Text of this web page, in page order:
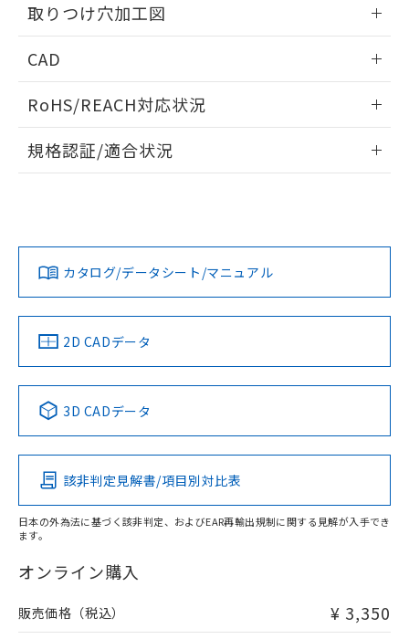
取りつけ穴加工図
CAD
ドすることができます。
ログイン/会員登録
ダウンロードデータをご利用いただく前に、以下を必ずお読
みください。
ソフトウェアの使用条件
RoHS/REACH対応状況
EU RoHS 注意事項・凡例
対応済み
中国 RoHS 注意事項・凡例
Pb Hg Cd Cr(VI)
O
在庫等で未対応品が混在する可能性があります。
問い合わせください。
規格認証/適合状況
カタログ/データシート/マニュアル
2D CADデータ
3D CADデータ
該非判定見解書/項目別対比表
日本の外為法に基づく該非判定、およびEAR再輸出規制に関する見解が入手でき
ます。
オンライン購入
販売価格（税込） ¥ 3,350
す。